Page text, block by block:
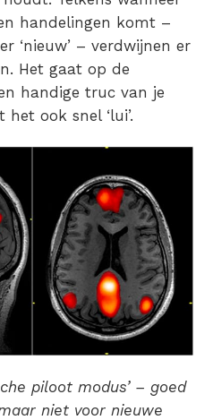
handelingen komt –
‘nieuw’ – verdwijnen er
Het gaat op de
handige truc van je
ook snel ‘lui’.
piloot modus’ – goed
niet voor nieuwe